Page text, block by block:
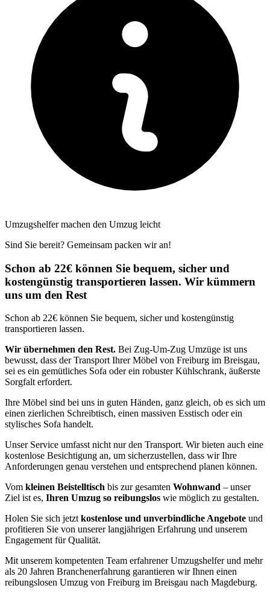
Umzugshelfer machen den Umzug leicht
Sind Sie bereit? Gemeinsam packen wir an!
Schon ab 22€ können Sie bequem, sicher und
kostengünstig transportieren lassen. Wir kümmern
uns um den Rest
Schon ab 22€ können Sie bequem, sicher und kostengünstig
transportieren lassen.
Wir übernehmen den Rest. Bei Zug-Um-Zug Umzüge ist uns
bewusst, dass der Transport Ihrer Möbel von Freiburg im Breisgau,
sei es ein gemütliches Sofa oder ein robuster Kühlschrank, äußerste
Sorgfalt erfordert.
Ihre Möbel sind bei uns in guten Händen, ganz gleich, ob es sich um
einen zierlichen Schreibtisch, einen massiven Esstisch oder ein
stylisches Sofa handelt.
Unser Service umfasst nicht nur den Transport. Wir bieten auch eine
kostenlose Besichtigung an, um sicherzustellen, dass wir Ihre
Anforderungen genau verstehen und entsprechend planen können.
Vom kleinen Beistelltisch bis zur gesamten Wohnwand – unser
Ziel ist es, Ihren Umzug so reibungslos wie möglich zu gestalten.
Holen Sie sich jetzt kostenlose und unverbindliche Angebote und
profitieren Sie von unserer langjährigen Erfahrung und unserem
Engagement für Qualität.
Mit unserem kompetenten Team erfahrener Umzugshelfer und mehr
als 20 Jahren Branchenerfahrung garantieren wir Ihnen einen
reibungslosen Umzug von Freiburg im Breisgau nach Magdeburg.